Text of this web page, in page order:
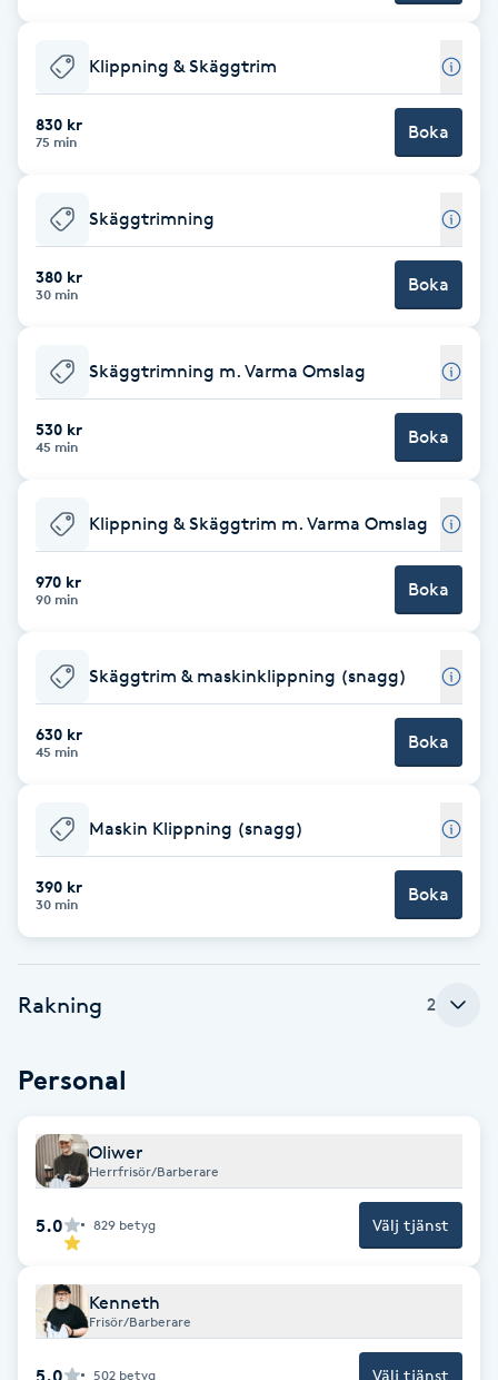
Color correction
Cryoterapi
Damklippning
Dermapen
Diamantslipning
E
Enzympeeling
Extensions
Extensions borttagning
Eyeliner-tatuering
Face framing
Fet hårbotten
Fettreducering
Fibromassage
Fillers
Fotmassage
Klippning & Skäggtrim
830 kr
75 min Boka
Skäggtrimning
380 kr
30 min Boka
Skäggtrimning m. Varma Omslag
530 kr
45 min Boka
Klippning & Skäggtrim m. Varma Omslag
970 kr
90 min Boka
Skäggtrim & maskinklippning (snagg)
630 kr
45 min Boka
Maskin Klippning (snagg)
390 kr
30 min Boka
Rakning 2
Personal
Oliwer
Herrfrisör/Barberare
5.0 829 betyg Välj tjänst
Kenneth
Frisör/Barberare
5.0 502 betyg Välj tjänst